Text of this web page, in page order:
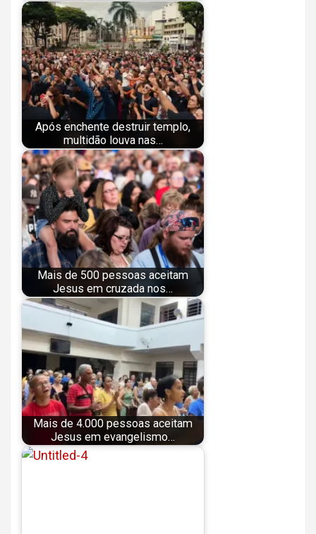
Após enchente destruir templo,
multidão louva nas…
Mais de 500 pessoas aceitam
Jesus em cruzada nos…
Mais de 4.000 pessoas aceitam
Jesus em evangelismo…